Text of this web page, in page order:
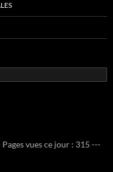
vues ce jour : 315 ---